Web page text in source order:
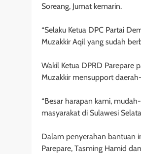
Soreang, Jumat kemarin.
“Selaku Ketua DPC Partai
Muzakkir Aqil yang sudah
Wakil Ketua DPRD Parepare
Muzakkir mensupport
“Besar harapan kami,
masyarakat di Sulawesi
Dalam penyerahan bantuan
Parepare, Tasming Hamid